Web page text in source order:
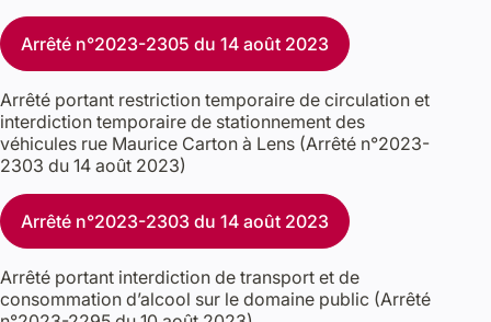
Arrêté n°2023-2305 du 14 août 2023
Arrêté portant restriction temporaire de circulation et
interdiction temporaire de stationnement des
véhicules rue Maurice Carton à Lens (Arrêté n°2023-
2303 du 14 août 2023)
Arrêté n°2023-2303 du 14 août 2023
Arrêté portant interdiction de transport et de
consommation d’alcool sur le domaine public (Arrêté